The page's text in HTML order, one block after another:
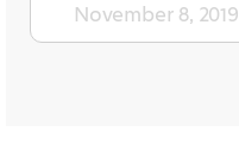
November 8, 2019